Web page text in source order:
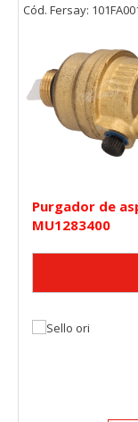
Purgador de
MU1283400
Cód. Fersay: